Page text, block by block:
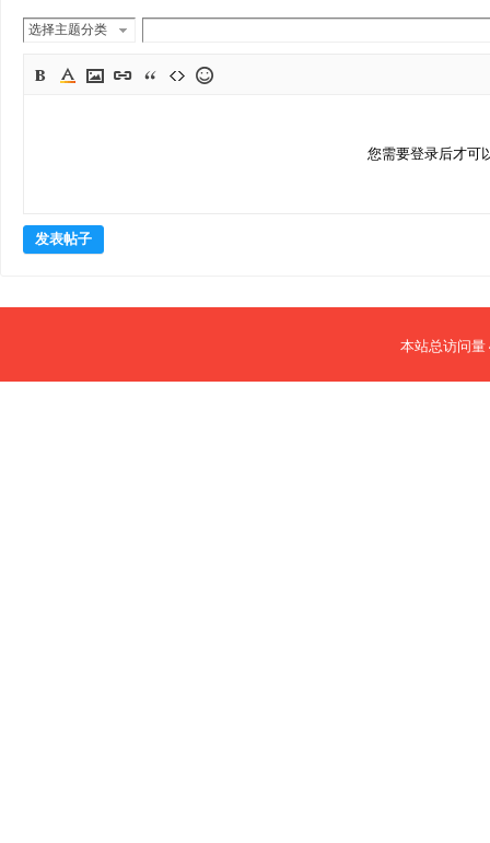
选择主题分类
您需要登录后才可
发表帖子
本站总访问量